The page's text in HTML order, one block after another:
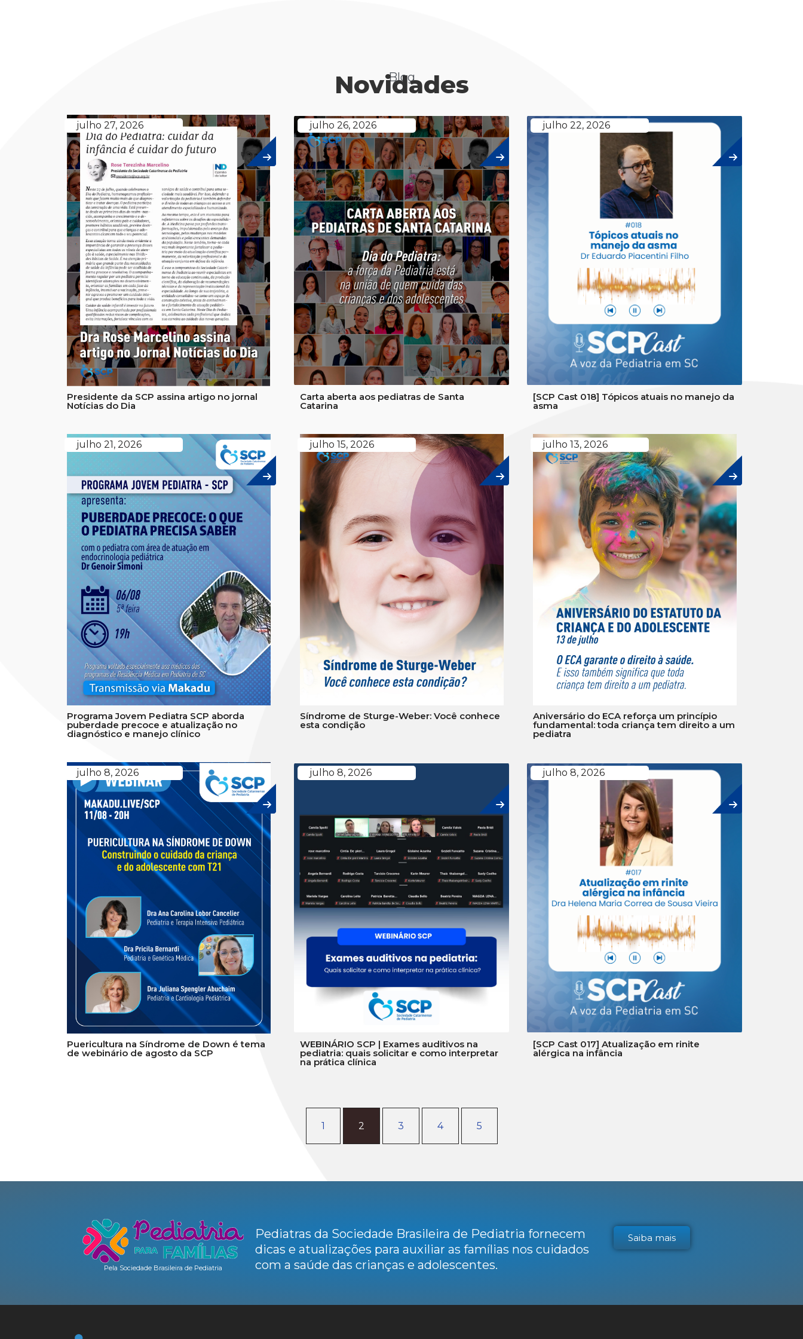
Blog
Novidades
julho 27, 2026
Presidente da SCP assina artigo no jornal
Notícias do Dia
julho 26, 2026
Carta aberta aos pediatras de Santa
Catarina
julho 22, 2026
[SCP Cast 018] Tópicos atuais no manejo da
asma
julho 21, 2026
Programa Jovem Pediatra SCP aborda
puberdade precoce e atualização no
diagnóstico e manejo clínico
julho 15, 2026
Síndrome de Sturge-Weber: Você conhece
esta condição
julho 13, 2026
Aniversário do ECA reforça um princípio
fundamental: toda criança tem direito a um
pediatra
julho 8, 2026
Puericultura na Síndrome de Down é tema
de webinário de agosto da SCP
julho 8, 2026
WEBINÁRIO SCP | Exames auditivos na
pediatria: quais solicitar e como interpretar
na prática clínica
julho 8, 2026
[SCP Cast 017] Atualização em rinite
alérgica na infância
1 2 3 4 5
Pela Sociedade Brasileira de Pediatria
Pediatras da Sociedade Brasileira de Pediatria fornecem
dicas e atualizações para auxiliar as famílias nos cuidados
com a saúde das crianças e adolescentes.
Saiba mais